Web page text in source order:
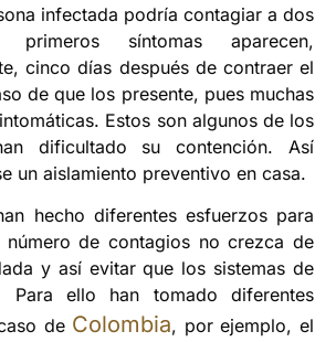
infectada podría contagiar a dos
síntomas aparecen,
cinco días después de contraer el
de que los presente, pues muchas
Estos son algunos de los
dificultado su contención. Así
un aislamiento preventivo en casa.
hecho diferentes esfuerzos para
de contagios no crezca de
y así evitar que los sistemas de
Para ello han tomado diferentes
de Colombia, por ejemplo, el